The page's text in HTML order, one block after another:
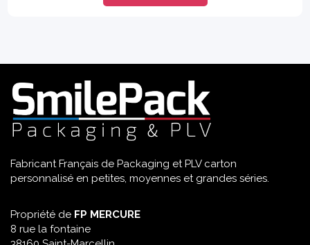
Fabricant Français de Packaging et PLV carton
personnalisé en petites, moyennes et grandes séries.
Propriété de FP MERCURE
8 rue la fontaine